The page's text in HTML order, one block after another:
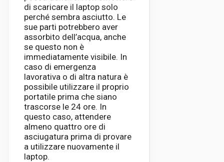
di scaricare il laptop solo
perché sembra asciutto. Le
sue parti potrebbero aver
assorbito dell’acqua, anche
se questo non è
immediatamente visibile. In
caso di emergenza
lavorativa o di altra natura è
possibile utilizzare il proprio
portatile prima che siano
trascorse le 24 ore. In
questo caso, attendere
almeno quattro ore di
asciugatura prima di provare
a utilizzare nuovamente il
laptop.